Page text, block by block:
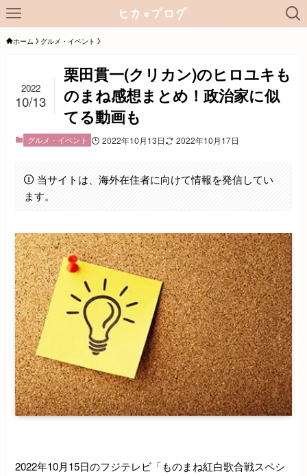
ホーム グルメ・イベント
栗田貫一(クリカン)のヒロユキも
のまね感想まとめ！政治家に似
てる動画も
2022
10/13
グルメ・イベント 2022年10月13日 2022年10月17日
当サイトは、海外在住者に向けて情報を発信してい
ます。
2022年10月15日のフジテレビ「ものまね紅白歌合戦スペシ